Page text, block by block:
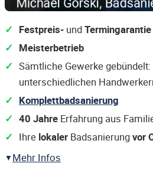
Festpreis- undTermingarantie
Meisterbetrieb
Sämtliche Gewerke
unterschiedlichen
Komplettbadsanierung
40 Jahre Erfahrung aus
Ihre lokaler Badsanierungvor
Mehr Infos